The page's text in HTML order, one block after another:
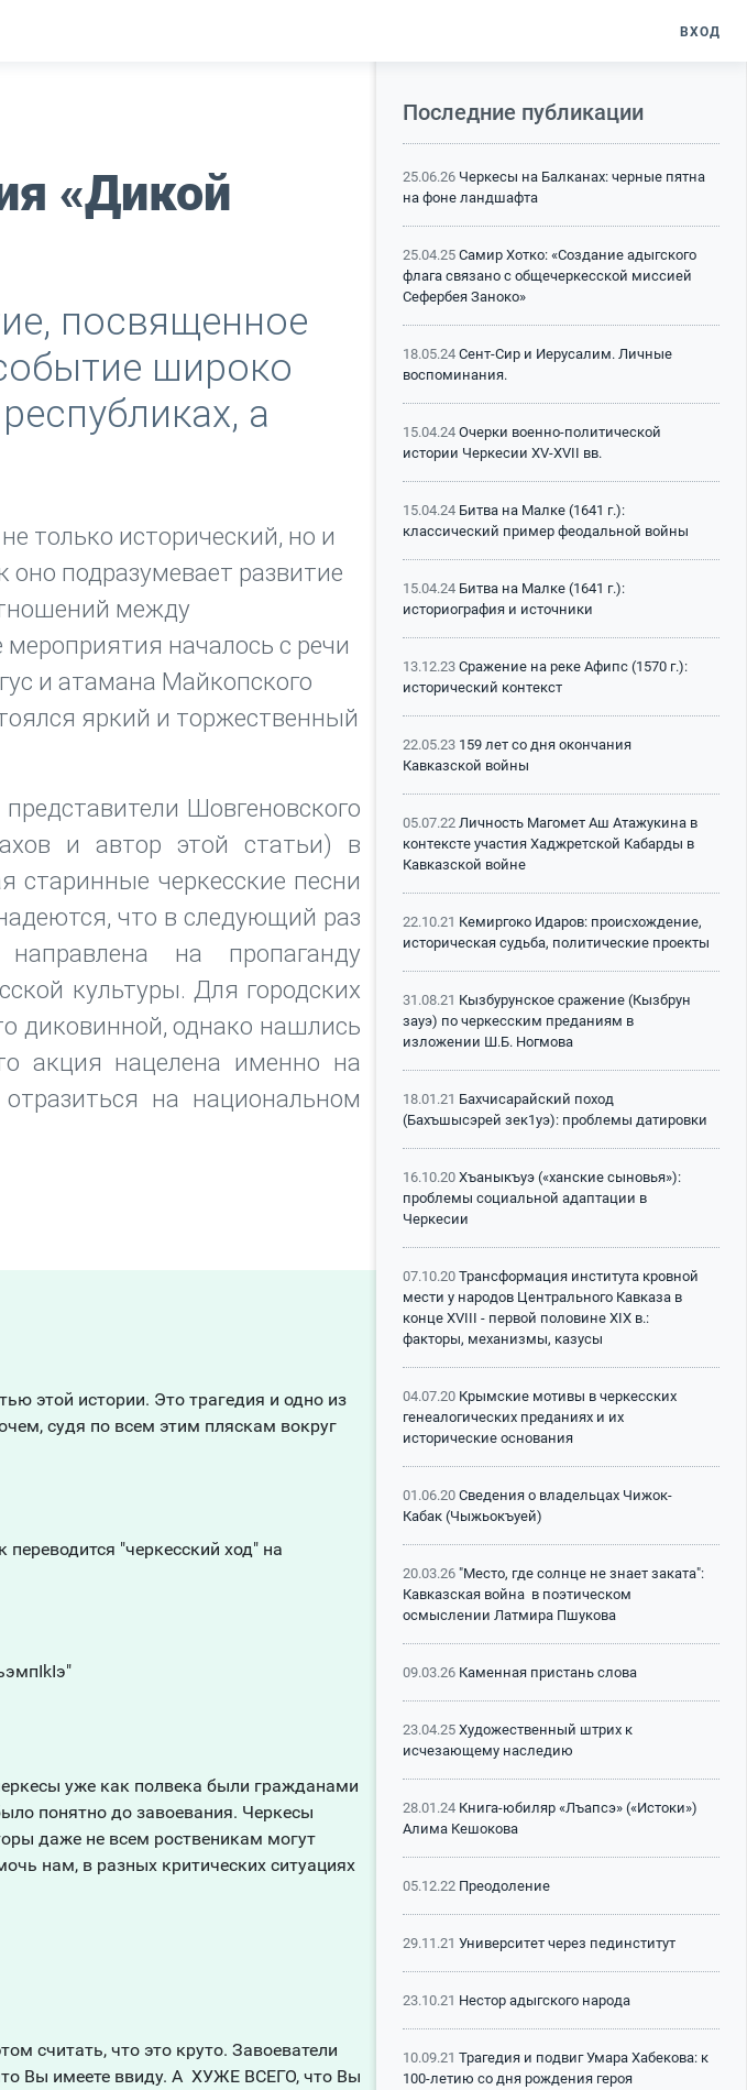
ВХОД
«Дикой
посвященное
широко
а
только исторический, но и
подразумевает развитие
между
началось с речи
и атамана Майкопского
яркий и торжественный
Шовгеновского
и автор этой статьи) в
черкесские песни
что в следующий раз
на пропаганду
культуры. Для городских
диковинной, однако нашлись
акция нацелена именно на
на национальном
этой истории. Это трагедия и одно из
судя по всем этим пляскам вокруг
"черкесский ход" на
уже как полвека были гражданами
понятно до завоевания. Черкесы
даже не всем роственикам могут
нам, в разных критических ситуациях
считать, что это круто. Завоеватели
Вы имеете ввиду. А ХУЖЕ ВСЕГО, что Вы
Последние публикации
25.06.26 Черкесы на Балканах: черные пятна
на фоне ландшафта
25.04.25 Самир Хотко: «Создание адыгского
флага связано с общечеркесской миссией
Сефербея Заноко»
18.05.24 Сент-Сир и Иерусалим. Личные
воспоминания.
15.04.24 Очерки военно-политической
истории Черкесии XV-XVII вв.
15.04.24 Битва на Малке (1641 г.):
классический пример феодальной войны
15.04.24 Битва на Малке (1641 г.):
историография и источники
13.12.23 Сражение на реке Афипс (1570 г.):
исторический контекст
22.05.23 159 лет со дня окончания
Кавказской войны
05.07.22 Личность Магомет Аш Атажукина в
контексте участия Хаджретской Кабарды в
Кавказской войне
22.10.21 Кемиргоко Идаров: происхождение,
историческая судьба, политические проекты
31.08.21 Кызбурунское сражение (Кызбрун
зауэ) по черкесским преданиям в
изложении Ш.Б. Ногмова
18.01.21 Бахчисарайский поход
(Бахъшысэрей зек1уэ): проблемы датировки
16.10.20 Хъаныкъуэ («ханские сыновья»):
проблемы социальной адаптации в
Черкесии
07.10.20 Трансформация института кровной
мести у народов Центрального Кавказа в
конце XVIII - первой половине XIX в.:
факторы, механизмы, казусы
04.07.20 Крымские мотивы в черкесских
генеалогических преданиях и их
исторические основания
01.06.20 Сведения о владельцах Чижок-
Кабак (Чыжьокъуей)
20.03.26 "Место, где солнце не знает заката":
Кавказская война в поэтическом
осмыслении Латмира Пшукова
09.03.26 Каменная пристань слова
23.04.25 Художественный штрих к
исчезающему наследию
28.01.24 Книга-юбиляр «Лъапсэ» («Истоки»)
Алима Кешокова
05.12.22 Преодоление
29.11.21 Университет через пединститут
23.10.21 Нестор адыгского народа
10.09.21 Трагедия и подвиг Умара Хабекова: к
100-летию со дня рождения героя